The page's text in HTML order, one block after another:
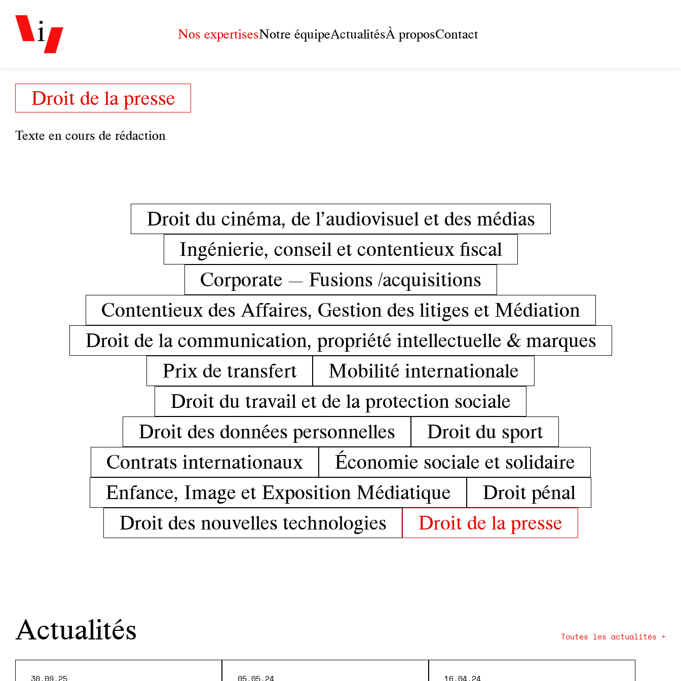
Nos expertisesNotre équipeActualitésÀ proposContact
Droit de la presse
Texte en cours de rédaction
Droit du cinéma, de l’audiovisuel et des médias
Ingénierie, conseil et contentieux fiscal
Corporate — Fusions /acquisitions
Contentieux des Affaires, Gestion des litiges et Médiation
Droit de la communication, propriété intellectuelle & marques
Prix de transfert
Mobilité internationale
Droit du travail et de la protection sociale
Droit des données personnelles
Droit du sport
Contrats internationaux
Économie sociale et solidaire
Enfance, Image et Exposition Médiatique
Droit pénal
Droit des nouvelles technologies
Droit de la presse
Actualités Toutes les actualités +
30.09.25 05.05.24 16.04.24